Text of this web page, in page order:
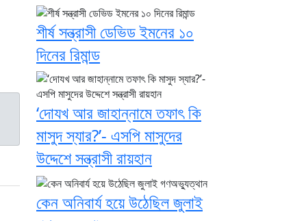
শীর্ষ সন্ত্রাসী ডেভিড ইমনের ১০
দিনের রিমান্ড
‘দোযখ আর জাহান্নামে তফাৎ কি
মাসুদ স্যার?’- এসপি মাসুদের
উদ্দেশে সন্ত্রাসী রায়হান
কেন অনিবার্য হয়ে উঠেছিল জুলাই